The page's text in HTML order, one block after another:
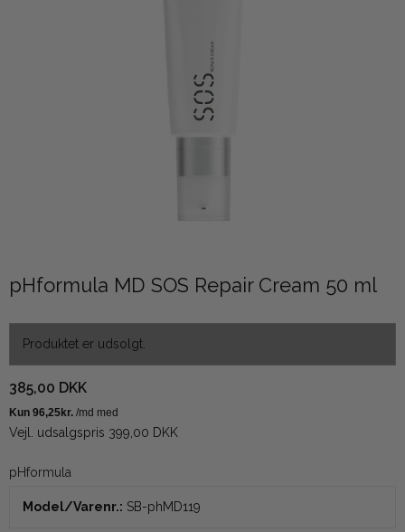
pHformula MD SOS Repair Cream 50 ml
Produktet er udsolgt.
385,00 DKK
Vejl. udsalgspris 399,00 DKK
pHformula
Model/Varenr.: SB-phMD119